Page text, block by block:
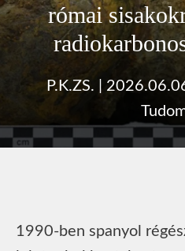
római
P.K.ZS.
1990-ben spanyol